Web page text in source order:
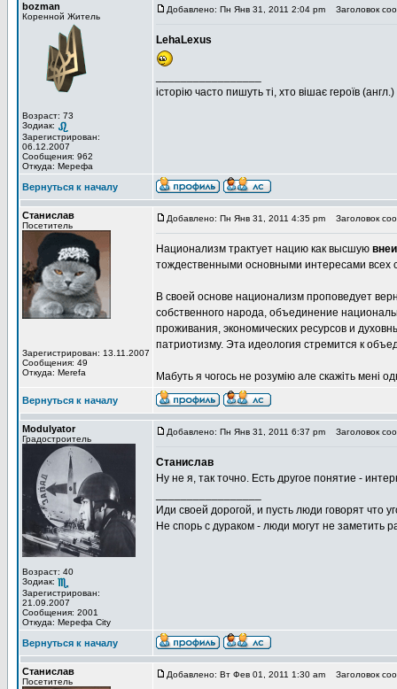
bozman
Коренной Житель
Возраст: 73
Зодиак:
Зарегистрирован:
06.12.2007
Сообщения: 962
Откуда: Мерефа
Добавлено: Пн Янв 31, 2011 2:04 pm Заголовок
LehaLexus
історію часто пишуть ті, хто вішає героїв
Вернуться к началу
Станислав
Посетитель
Зарегистрирован: 13.11.2007
Сообщения: 49
Откуда: Merefa
Добавлено: Пн Янв 31, 2011 4:35 pm Заголовок
Национализм трактует нацию как высшую
тождественными основными интересами всех
В своей основе национализм проповедует
собственного народа, объединение
проживания, экономических ресурсов и
патриотизму. Эта идеология стремится к
Мабуть я чогось не розумію але скажіть мені
Вернуться к началу
Modulyator
Градостроитель
Возраст: 40
Зодиак:
Зарегистрирован:
21.09.2007
Сообщения: 2001
Откуда: Мерефа City
Добавлено: Пн Янв 31, 2011 6:37 pm Заголовок
Станислав
Ну не я, так точно. Есть другое понятие -
Иди своей дорогой, и пусть люди говорят что
Не спорь с дураком - люди могут не
Вернуться к началу
Станислав
Посетитель
Добавлено: Вт Фев 01, 2011 1:30 am Заголовок